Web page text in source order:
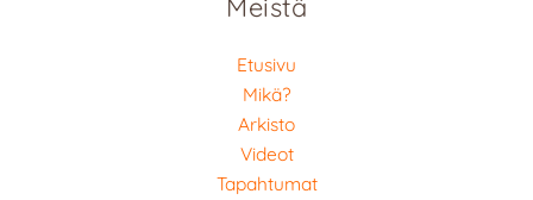
Meistä
Etusivu
Mikä?
Arkisto
Videot
Tapahtumat